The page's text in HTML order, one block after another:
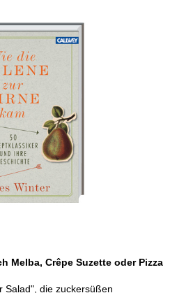
Melba, Crêpe Suzette oder Pizza
Salad", die zuckersüßen